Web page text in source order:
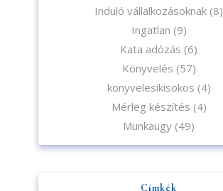
Induló vállalkozásoknak (8)
Ingatlan (9)
Kata adózás (6)
Könyvelés (57)
konyvelesikisokos (4)
Mérleg készítés (4)
Munkaügy (49)
Címkék